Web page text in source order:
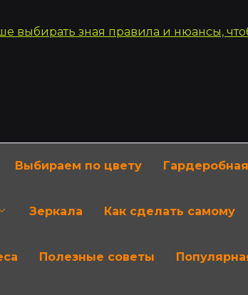
Выбираем по цвету Гардеробная
Зеркала Как сделать самому
Полезные советы